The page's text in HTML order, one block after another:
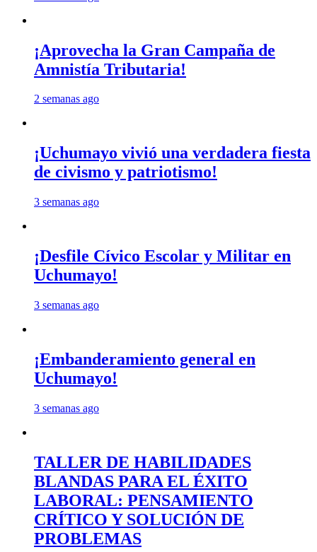
¡Aprovecha la Gran Campaña de
Amnistía Tributaria!
2 semanas ago
¡Uchumayo vivió una verdadera fiesta
de civismo y patriotismo!
3 semanas ago
¡Desfile Cívico Escolar y Militar en
Uchumayo!
3 semanas ago
¡Embanderamiento general en
Uchumayo!
3 semanas ago
TALLER DE HABILIDADES
BLANDAS PARA EL ÉXITO
LABORAL: PENSAMIENTO
CRÍTICO Y SOLUCIÓN DE
PROBLEMAS